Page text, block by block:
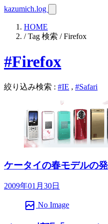
kazumich.log
HOME
/ Tag 検索 / Firefox
#Firefox
絞り込み検索 : #IE , #Safari
ケータイの春モデルの
2009年01月30日
broken_image No Image